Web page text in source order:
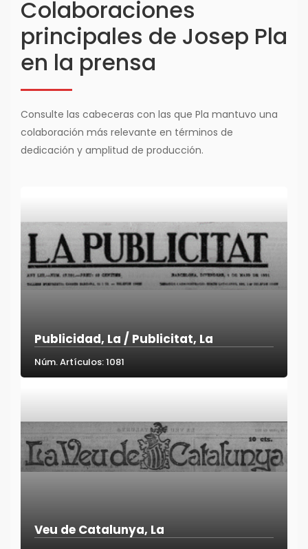
Colaboraciones
principales de Josep Pla
en la prensa
Consulte las cabeceras con las que Pla mantuvo una
colaboración más relevante en términos de
dedicación y amplitud de producción.
Publicidad, La / Publicitat, La
Núm. Artículos: 1081
Veu de Catalunya, La